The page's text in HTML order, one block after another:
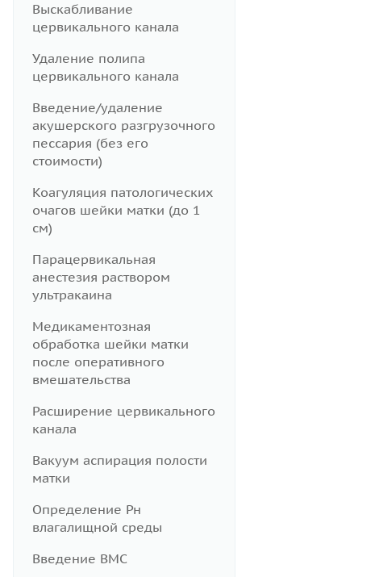
Выскабливание
цервикального канала
Удаление полипа
цервикального канала
Введение/удаление
акушерского разгрузочного
пессария (без его
стоимости)
Коагуляция патологических
очагов шейки матки (до 1
см)
Парацервикальная
анестезия раствором
ультракаина
Медикаментозная
обработка шейки матки
после оперативного
вмешательства
Расширение цервикального
канала
Вакуум аспирация полости
матки
Определение Рн
влагалищной среды
Введение ВМС